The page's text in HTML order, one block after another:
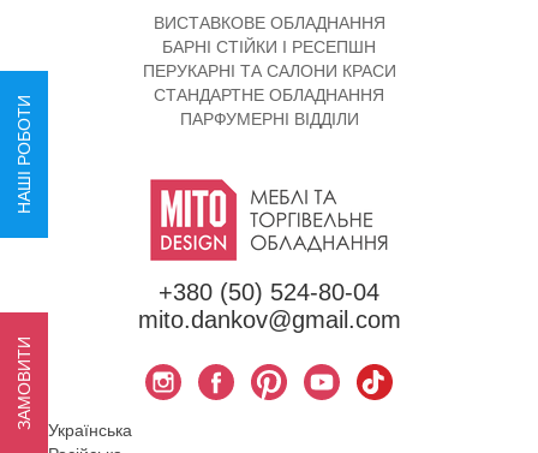
ВИСТАВКОВЕ ОБЛАДНАННЯ
БАРНІ СТІЙКИ І РЕСЕПШН
ПЕРУКАРНІ ТА САЛОНИ КРАСИ
СТАНДАРТНЕ ОБЛАДНАННЯ
ПАРФУМЕРНІ ВІДДІЛИ
+380 (50) 524-80-04
mito.dankov@gmail.com
ЗАМОВИТИ
НАШІ РОБОТИ
Українська